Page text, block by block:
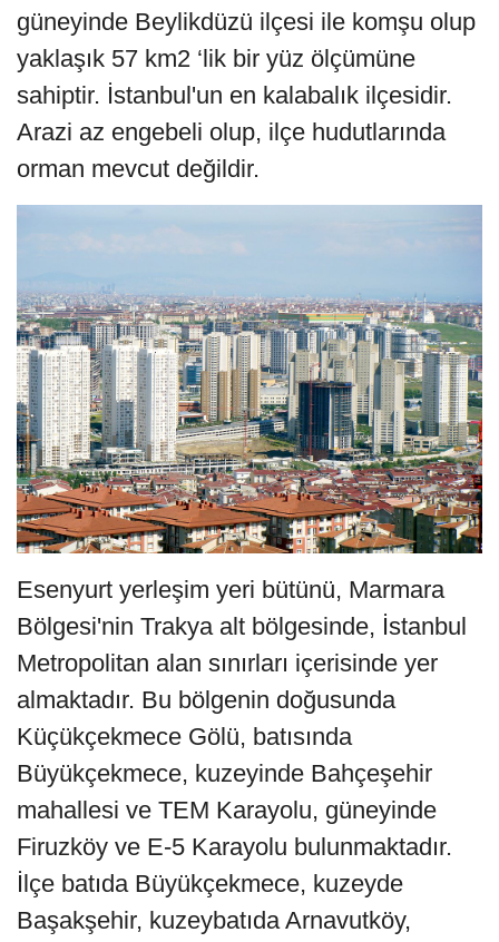
güneyinde Beylikdüzü ilçesi ile komşu olup
yaklaşık 57 km2 ‘lik bir yüz ölçümüne
sahiptir. İstanbul'un en kalabalık ilçesidir.
Arazi az engebeli olup, ilçe hudutlarında
orman mevcut değildir.
Esenyurt yerleşim yeri bütünü, Marmara
Bölgesi'nin Trakya alt bölgesinde, İstanbul
Metropolitan alan sınırları içerisinde yer
almaktadır. Bu bölgenin doğusunda
Küçükçekmece Gölü, batısında
Büyükçekmece, kuzeyinde Bahçeşehir
mahallesi ve TEM Karayolu, güneyinde
Firuzköy ve E-5 Karayolu bulunmaktadır.
İlçe batıda Büyükçekmece, kuzeyde
Başakşehir, kuzeybatıda Arnavutköy,